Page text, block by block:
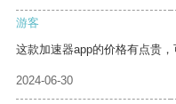
游客
这款加速器app的价格有点贵
2024-06-30